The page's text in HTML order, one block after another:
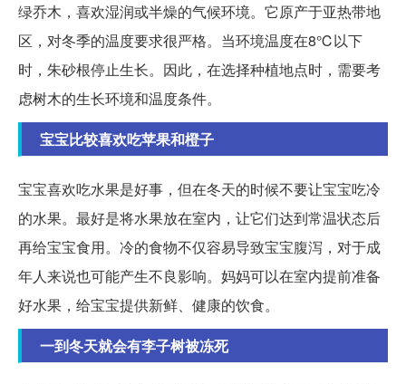
绿乔木，喜欢湿润或半燥的气候环境。它原产于亚热带地
区，对冬季的温度要求很严格。当环境温度在8℃以下
时，朱砂根停止生长。因此，在选择种植地点时，需要考
虑树木的生长环境和温度条件。
宝宝比较喜欢吃苹果和橙子
宝宝喜欢吃水果是好事，但在冬天的时候不要让宝宝吃冷
的水果。最好是将水果放在室内，让它们达到常温状态后
再给宝宝食用。冷的食物不仅容易导致宝宝腹泻，对于成
年人来说也可能产生不良影响。妈妈可以在室内提前准备
好水果，给宝宝提供新鲜、健康的饮食。
一到冬天就会有李子树被冻死